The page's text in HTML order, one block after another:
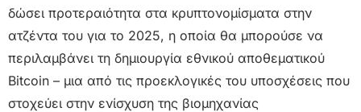
δώσει προτεραιότητα στα κρυπτονομίσματα στην
ατζέντα του για το 2025, η οποία θα μπορούσε να
περιλαμβάνει τη δημιουργία εθνικού αποθεματικού
Bitcoin – μια από τις προεκλογικές του υποσχέσεις που
στοχεύει στην ενίσχυση της βιομηχανίας